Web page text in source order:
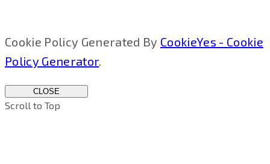
Cookie Policy Generated By CookieYes - Cookie
Policy Generator.
CLOSE
Scroll to Top